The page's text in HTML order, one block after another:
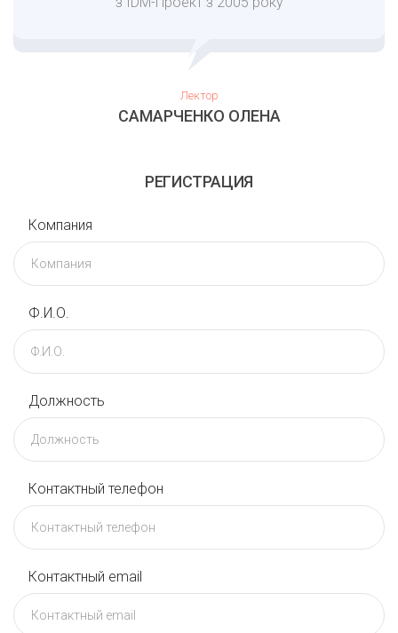
Лектор
САМАРЧЕНКО ОЛЕНА
РЕГИСТРАЦИЯ
Компания
Ф.И.О.
Должность
Контактный телефон
Контактный email